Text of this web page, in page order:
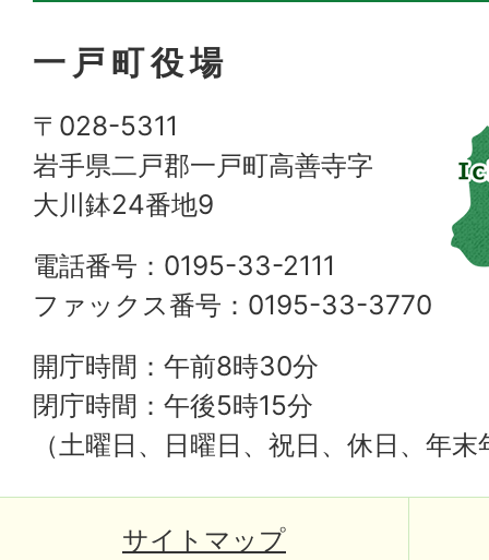
一戸町役場
〒028-5311
岩手県二戸郡一戸町高善寺字
大川鉢24番地9
電話番号：0195-33-2111
ファックス番号：0195-33-3770
開庁時間：午前8時30分
閉庁時間：午後5時15分
（土曜日、日曜日、祝日、休日、年
サイトマップ